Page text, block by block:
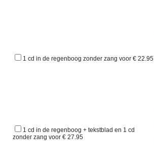
1 cd in de regenboog zonder zang voor € 22.95
1 cd in de regenboog + tekstblad en 1 cd
zonder zang voor € 27.95